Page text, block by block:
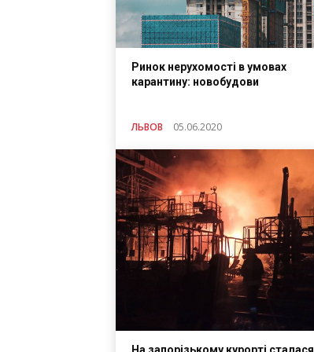
Ринок нерухомості в умовах
карантину: новобудови
ЛЬВОВ 05.06.2020
На запорізькому курорті сталася